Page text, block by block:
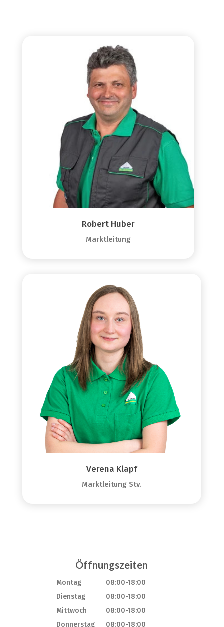
Robert Huber
Marktleitung
Verena Klapf
Marktleitung Stv.
Öffnungszeiten
Montag
08:00-18:00
Dienstag
08:00-18:00
Mittwoch
08:00-18:00
Donnerstag
08:00-18:00